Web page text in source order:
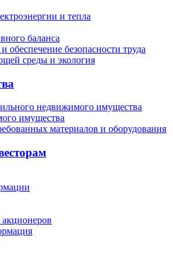
и тепла
баланса
обеспечение безопасности труда
среды и экология
недвижимого имущества
имущества
материалов и оборудования